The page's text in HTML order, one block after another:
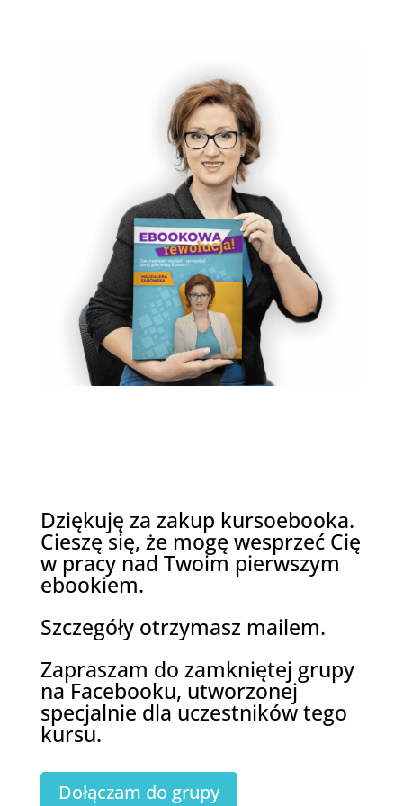
Dziękuję za zakup kursoebooka.
Cieszę się, że mogę wesprzeć Cię
w pracy nad Twoim pierwszym
ebookiem.
Szczegóły otrzymasz mailem.
Zapraszam do zamkniętej grupy
na Facebooku, utworzonej
specjalnie dla uczestników tego
kursu.
Dołączam do grupy